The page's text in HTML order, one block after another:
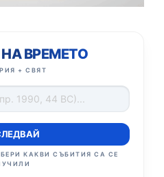
ВРЕМЕТО
+ СВЯТ
КАКВИ СЪБИТИЯ СА СЕ